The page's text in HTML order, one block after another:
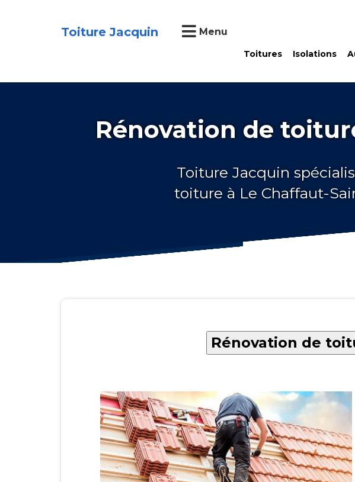
Toiture Jacquin Menu
Toitures Isolations
Rénovation de
Toiture Jacquin
toiture à Le Chaffaut-
Rénovation de